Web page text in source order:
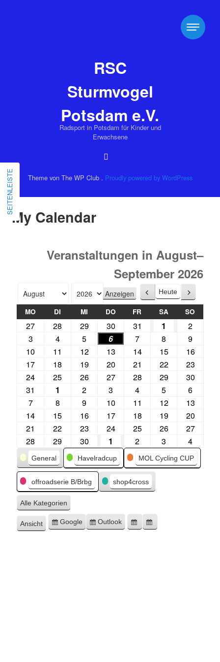
My Calendar
Veranstaltungen in August–
September 2026
Monat
Jahr Zurück
Heute Weiter
MO DI MI DO FR SA SO
27 28 29 30 31 1
2
3
4 5 6 7 8
9
10
11 12 13 14 15
16
17
18 19 20 21 22
23
24
25 26 27 28 29
30
31
1 2 3 4 5
6
7
8 9 10 11 12
13
14
15 16 17 18 19
20
21
22 23 24 25 26
27
28
29 30 1 2 3 4
Kategorien
General Havelradcup MOL Cycling CUP
offroadserie B/Brbg shop4cross
Alle Kategorien
Ansicht ausdrucken
Eintragen
Google
Eintragen
Outlook
Google-
SEITENLEISTE
RSC
Sturmvogel
Potsdam e.V.
Radsport in Potsdam für Kinder und
Erwachsene
Theme von The WP Club . Proudly powered by WordPress